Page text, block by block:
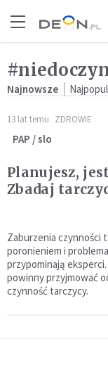
Najnowsze
13 lat temu ZDROWIE
PAP / slo
Planujesz,
Zbadaj
Zaburzenia czynności
poronieniem i
przypominają
powinny przyjmować
czynność tarczycy.